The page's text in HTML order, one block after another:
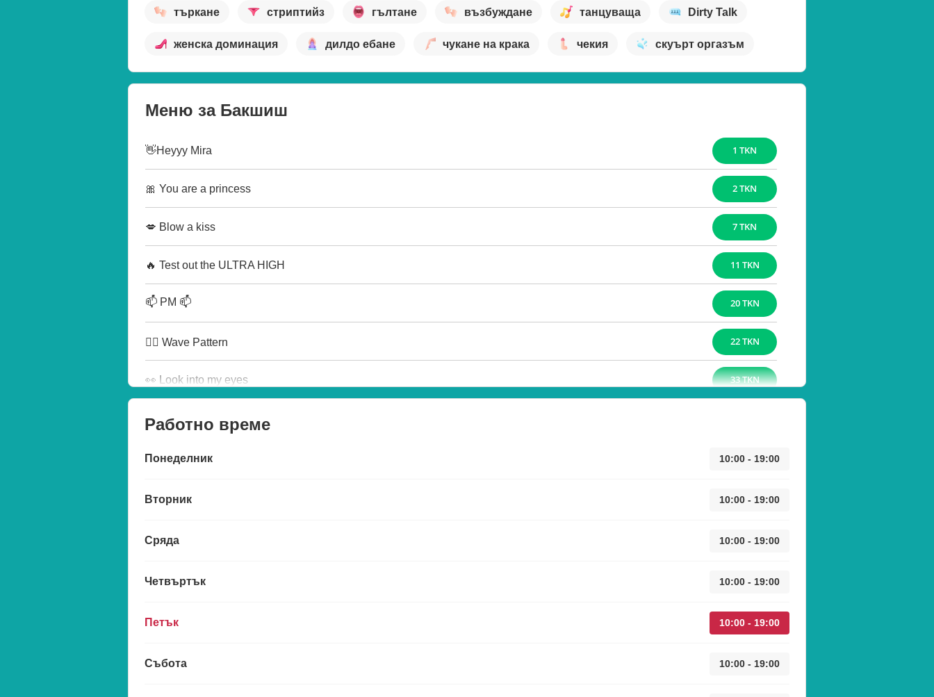
търкане стриптийз гълтане възбуждане танцуваща Dirty Talk
женска доминация дилдо ебане чукане на крака чекия скуърт оргазъм
Меню за Бакшиш
👋Heyyy Mira 1 TKN
🎀 You are a princess 2 TKN
💋 Blow a kiss 7 TKN
🔥 Test out the ULTRA HIGH 11 TKN
📫 PM 📫 20 TKN
🏄‍♂️ Wave Pattern 22 TKN
👀 Look into my eyes 33 TKN
Работно време
Понеделник 10:00 - 19:00
Вторник 10:00 - 19:00
Сряда 10:00 - 19:00
Четвъртък 10:00 - 19:00
Петък 10:00 - 19:00
Събота 10:00 - 19:00